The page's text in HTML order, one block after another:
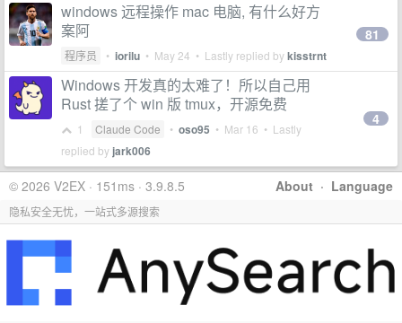
windows 远程操作 mac 电脑, 有什么好方
案阿
程序员 • iorilu • May 24 • Lastly replied bykisstrnt
81
Windows 开发真的太难了！所以自己用
Rust 搓了个 win 版 tmux，开源免费
1 Claude Code • oso95 • Mar 16 • Lastly
replied by jark006
4
About · Language
© 2026 V2EX · 151ms · 3.9.8.5
隐私安全无忧，一站式多源搜索